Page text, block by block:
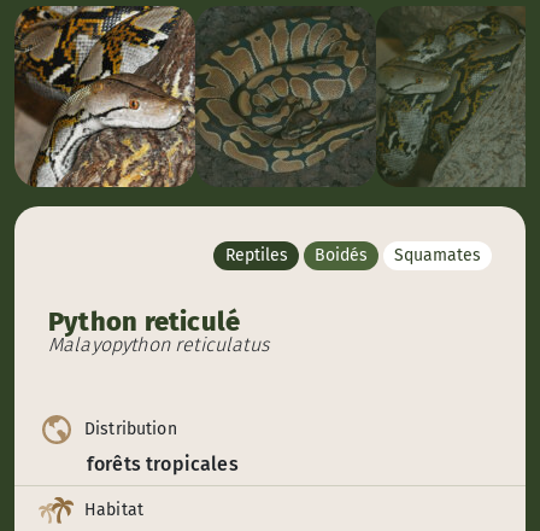
Reptiles Boidés Squamates
Python reticulé
Malayopython reticulatus
Distribution
forêts tropicales
Habitat